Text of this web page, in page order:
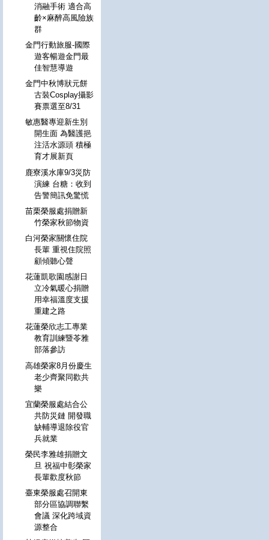
消融手術 適合高
齡×麻醉高風險族
群
金門行動旅服-國際
遊客暢遊金門最
佳智慧導遊
金門中秋博狀元餅
古裝Cosplay攝影
賽票選至8/31
敏惠醫專迎新生別
開生面 為醫護挹
注活水源頭 積極
育才展新頁
鹿寮溪水庫9/3災防
演練 台糖：收到
告警簡訊免驚慌
苗栗榮服處捐贈新
竹榮家秋節物資
白河榮家關懷住院
長輩 重視住院照
顧傾聽心聲
花蓮凱歌園感謝日
立冷氣暖心捐贈
用幸福溫度支援
重建之路
花蓮榮欣志工專業
教育訓練暨苓雅
部落參訪
高雄榮家8月份慶生
老少齊聚同歡共
樂
宜蘭榮服處結合公
共防災鏈 開發職
缺輔導退除役官
兵就業
榮民李雅雄捐贈文
旦 祝福中彰榮家
長輩歡度秋節
臺東榮服處召開東
部分區協調聯繫
會議 深化跨域資
源整合